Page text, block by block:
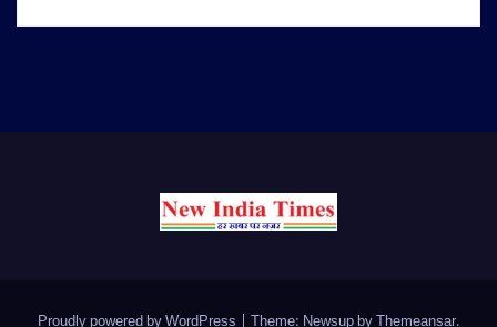
Proudly powered by WordPress Theme: Newsup by Themeansar.